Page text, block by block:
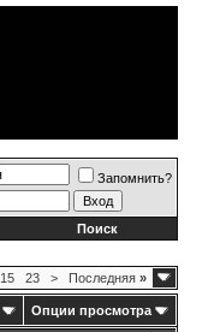
Запомнить?
Поиск
15 23 > Последняя »
Опции просмотра